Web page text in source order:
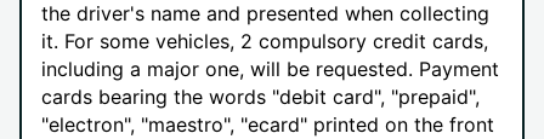
the driver's name and presented when collecting
it. For some vehicles, 2 compulsory credit cards,
including a major one, will be requested. Payment
cards bearing the words "debit card", "prepaid",
"electron", "maestro", "ecard" printed on the front